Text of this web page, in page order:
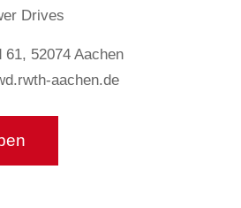
Drives
52074 Aachen
aachen.de